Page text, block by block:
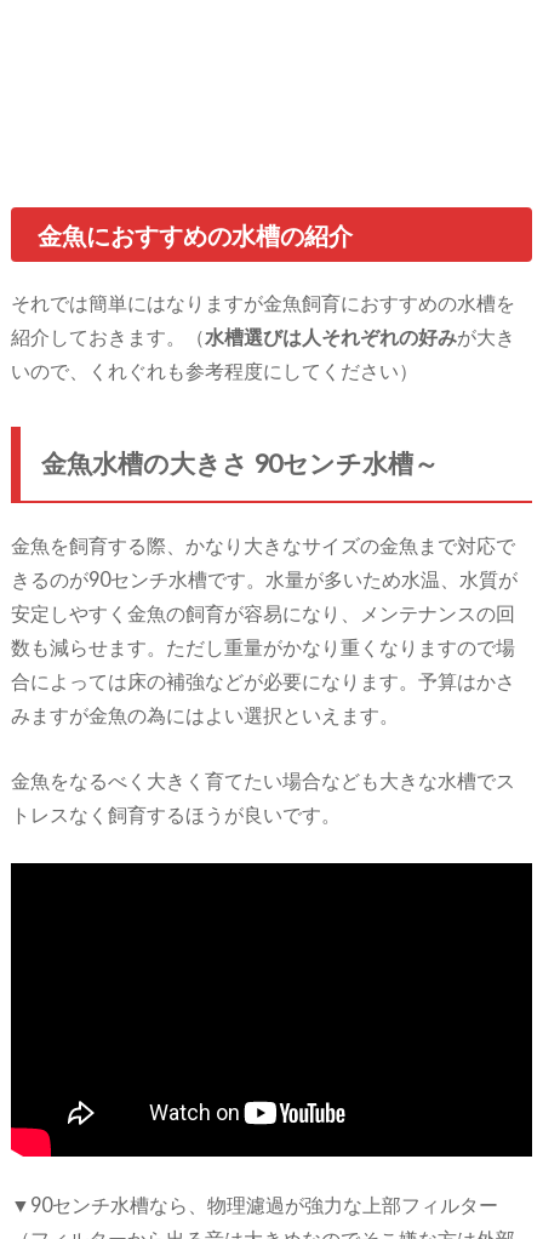
金魚におすすめの水槽の紹介
それでは簡単にはなりますが金魚飼育におすすめの水槽を
紹介しておきます。（水槽選びは人それぞれの好みが大き
いので、くれぐれも参考程度にしてください）
金魚水槽の大きさ 90センチ水槽～
金魚を飼育する際、かなり大きなサイズの金魚まで対応で
きるのが90センチ水槽です。水量が多いため水温、水質が
安定しやすく金魚の飼育が容易になり、メンテナンスの回
数も減らせます。ただし重量がかなり重くなりますので場
合によっては床の補強などが必要になります。予算はかさ
みますが金魚の為にはよい選択といえます。
金魚をなるべく大きく育てたい場合なども大きな水槽でス
トレスなく飼育するほうが良いです。
▼90センチ水槽なら、物理濾過が強力な上部フィルター